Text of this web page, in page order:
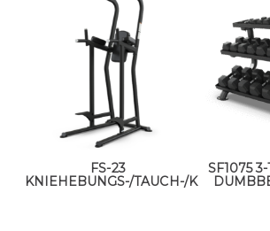
FS-23
KNIEHEBUNGS-/TAUCH-/
SF1075